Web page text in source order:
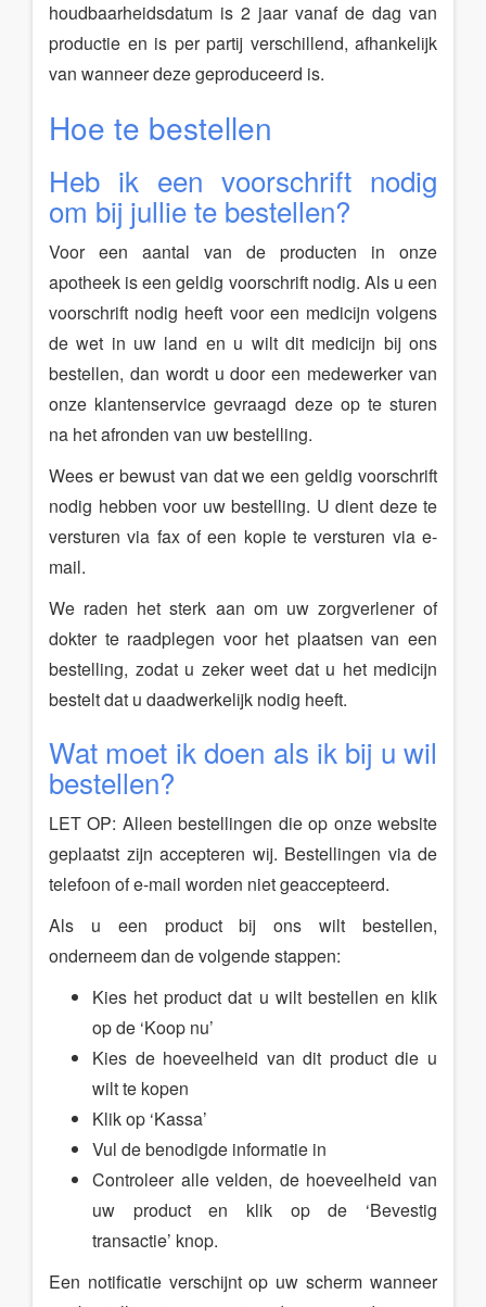
houdbaarheidsdatum is 2 jaar vanaf de dag van
productie en is per partij verschillend, afhankelijk
van wanneer deze geproduceerd is.
Hoe te bestellen
Heb ik een voorschrift nodig
om bij jullie te bestellen?
Voor een aantal van de producten in onze
apotheek is een geldig voorschrift nodig. Als u een
voorschrift nodig heeft voor een medicijn volgens
de wet in uw land en u wilt dit medicijn bij ons
bestellen, dan wordt u door een medewerker van
onze klantenservice gevraagd deze op te sturen
na het afronden van uw bestelling.
Wees er bewust van dat we een geldig voorschrift
nodig hebben voor uw bestelling. U dient deze te
versturen via fax of een kopie te versturen via e-
mail.
We raden het sterk aan om uw zorgverlener of
dokter te raadplegen voor het plaatsen van een
bestelling, zodat u zeker weet dat u het medicijn
bestelt dat u daadwerkelijk nodig heeft.
Wat moet ik doen als ik bij u wil
bestellen?
LET OP: Alleen bestellingen die op onze website
geplaatst zijn accepteren wij. Bestellingen via de
telefoon of e-mail worden niet geaccepteerd.
Als u een product bij ons wilt bestellen,
onderneem dan de volgende stappen:
Kies het product dat u wilt bestellen en klik
op de ‘Koop nu’
Kies de hoeveelheid van dit product die u
wilt te kopen
Klik op ‘Kassa’
Vul de benodigde informatie in
Controleer alle velden, de hoeveelheid van
uw product en klik op de ‘Bevestig
transactie’ knop.
Een notificatie verschijnt op uw scherm wanneer